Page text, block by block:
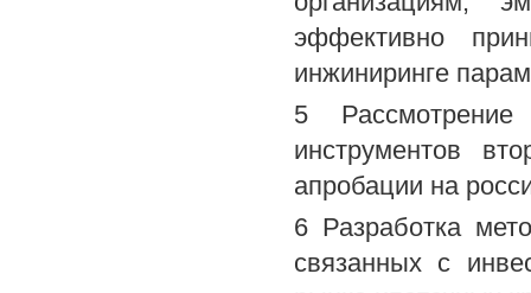
эффективно
инжиниринге
5
инструментов
апробации на
6 Разработка
связанных с